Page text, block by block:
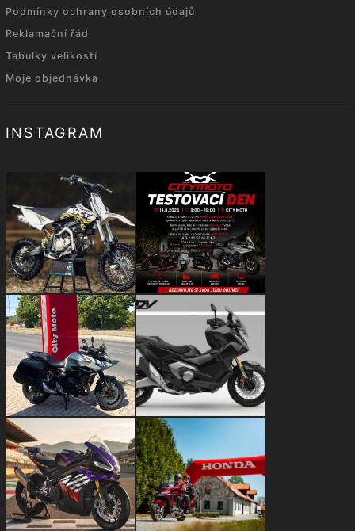
Podmínky ochrany osobních údajů
Reklamační řád
Tabulky velikostí
Moje objednávka
INSTAGRAM